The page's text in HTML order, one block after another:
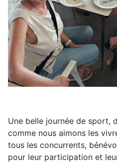
Une belle journée de sport,
comme nous aimons les
tous les concurrents,
pour leur participation et